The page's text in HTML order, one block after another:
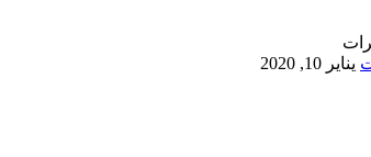
يناير 10, 2020